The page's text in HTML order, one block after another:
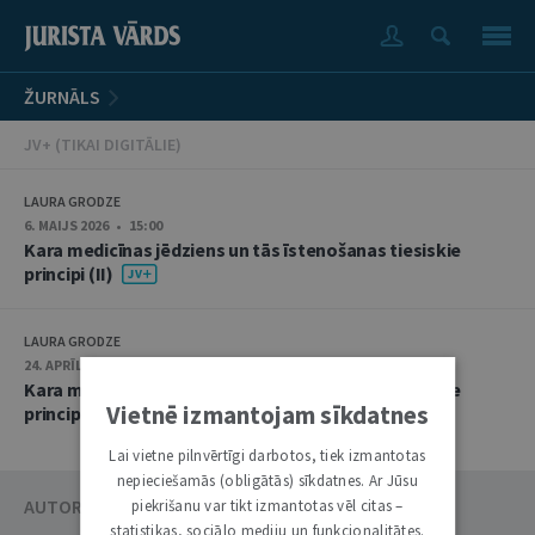
ŽURNĀLS
JV+ (TIKAI DIGITĀLIE)
LAURA GRODZE
6. MAIJS 2026 • 15:00
Kara medicīnas jēdziens un tās īstenošanas tiesiskie
principi (II)
LAURA GRODZE
24. APRĪLIS 2026 • 09:00
Kara medicīnas jēdziens un tās īstenošanas tiesiskie
principi (I)
AUTORU KATALOGS
Vietnē izmantojam sīkdatnes
Lai vietne pilnvērtīgi darbotos, tiek izmantotas
nepieciešamās (obligātās) sīkdatnes. Ar Jūsu
piekrišanu var tikt izmantotas vēl citas –
statistikas, sociālo mediju un funkcionalitātes.